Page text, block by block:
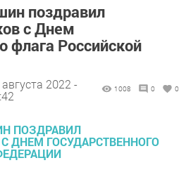
поздравил
с Днем
флага Российской
2022 -
1008 0 0